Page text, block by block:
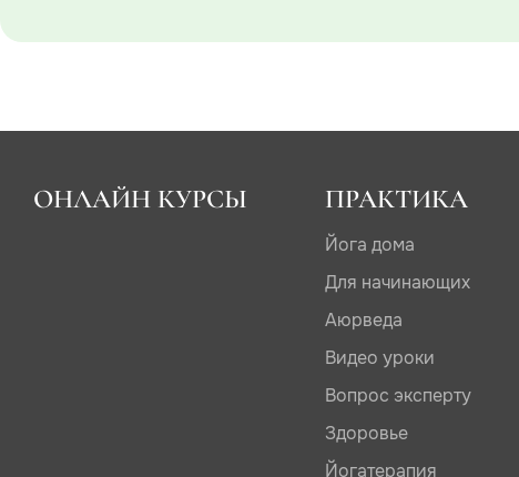
ОНЛАЙН КУРСЫ ПРАКТИКА
Йога дома
Для начинающих
Аюрведа
Видео уроки
Вопрос эксперту
Здоровье
Йогатерапия